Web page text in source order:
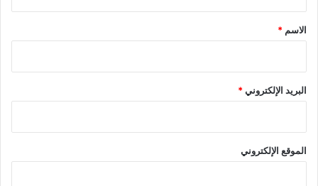
*
الاسم *
البريد الإلكتروني*
الموقع الإلكتروني